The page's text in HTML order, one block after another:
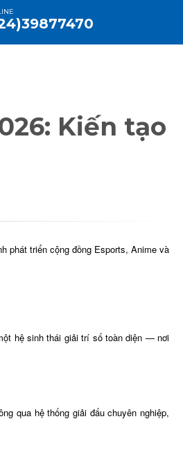
Kiến tạo
phát triển cộng đồng Esports, Anime và
hệ sinh thái giải trí số toàn diện — nơi
qua hệ thống giải đấu chuyên nghiệp,